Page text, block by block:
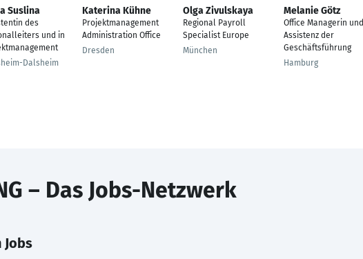
Suslina
des
und in
Dalsheim
Katerina Kühne
Projektmanagement
Administration Office
Dresden
Olga Zivulskaya
Regional Payroll
Specialist Europe
München
Melanie Götz
Office Managerin und
Assistenz der
Geschäftsführung
Hamburg
– Das Jobs-Netzwerk